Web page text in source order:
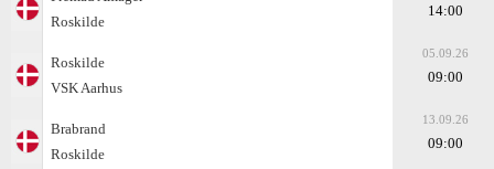
Roskilde
14:00
Roskilde
VSK Aarhus
05.09.26
09:00
Brabrand
Roskilde
13.09.26
09:00